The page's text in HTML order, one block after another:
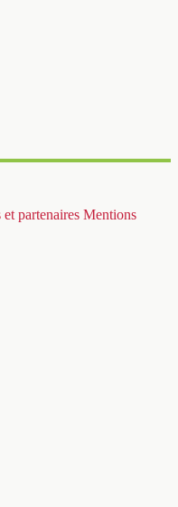
partenaires Mentions